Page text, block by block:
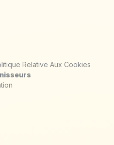
Relative Aux Cookies